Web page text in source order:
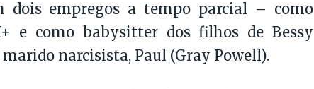
dois empregos a tempo parcial – como
e como babysitter dos filhos de Bessy
marido narcisista, Paul (Gray Powell).